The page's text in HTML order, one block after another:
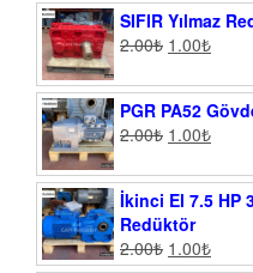
SIFIR Yılmaz
2.00₺ 1.00₺
PGR PA52
2.00₺ 1.00₺
İkinci El 7.5 HP
Redüktör
2.00₺ 1.00₺